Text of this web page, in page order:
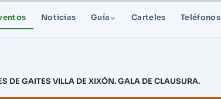
Noticias Guía Carteles Teléfonos
DE GAITES VILLA DE XIXÓN. GALA DE CLAUSURA.